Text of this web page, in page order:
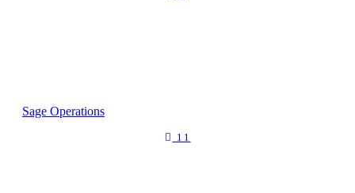
Sage Operations
11